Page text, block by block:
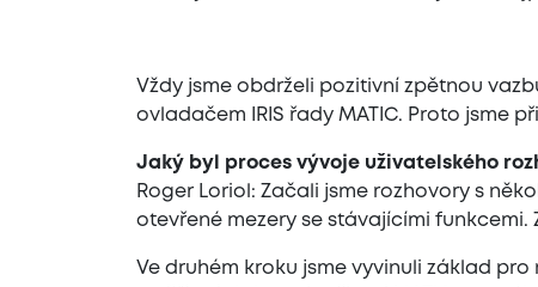
Vždy jsme obdrželi pozitivní zpětnou
ovladačem IRIS řady MATIC. Proto jsme
Jaký byl proces vývoje uživatelského
Roger Loriol: Začali jsme rozhovory s
otevřené mezery se stávajícími
Ve druhém kroku jsme vyvinuli základ